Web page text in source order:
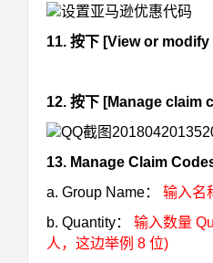
11. 按下 [View or
12. 按下 [Manage claim
13. Manage Claim
a. Group Name：
输入名
b. Quantity：
输入数量
人，这边举例 8 位)